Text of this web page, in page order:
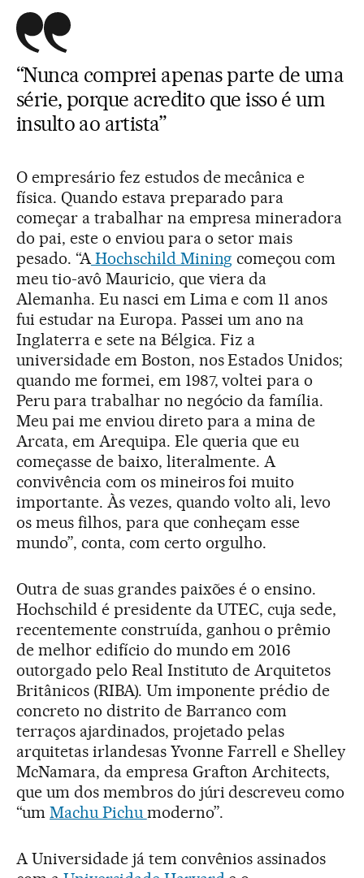
“Nunca comprei apenas parte de uma
série, porque acredito que isso é um
insulto ao artista”
O empresário fez estudos de mecânica e
física. Quando estava preparado para
começar a trabalhar na empresa mineradora
do pai, este o enviou para o setor mais
pesado. “AHochschild Mining começou com
meu tio-avô Mauricio, que viera da
Alemanha. Eu nasci em Lima e com 11 anos
fui estudar na Europa. Passei um ano na
Inglaterra e sete na Bélgica. Fiz a
universidade em Boston, nos Estados Unidos;
quando me formei, em 1987, voltei para o
Peru para trabalhar no negócio da família.
Meu pai me enviou direto para a mina de
Arcata, em Arequipa. Ele queria que eu
começasse de baixo, literalmente. A
convivência com os mineiros foi muito
importante. Às vezes, quando volto ali, levo
os meus filhos, para que conheçam esse
mundo”, conta, com certo orgulho.
Outra de suas grandes paixões é o ensino.
Hochschild é presidente da UTEC, cuja sede,
recentemente construída, ganhou o prêmio
de melhor edifício do mundo em 2016
outorgado pelo Real Instituto de Arquitetos
Britânicos (RIBA). Um imponente prédio de
concreto no distrito de Barranco com
terraços ajardinados, projetado pelas
arquitetas irlandesas Yvonne Farrell e Shelley
McNamara, da empresa Grafton Architects,
que um dos membros do júri descreveu como
“um Machu Pichu moderno”.
A Universidade já tem convênios assinados